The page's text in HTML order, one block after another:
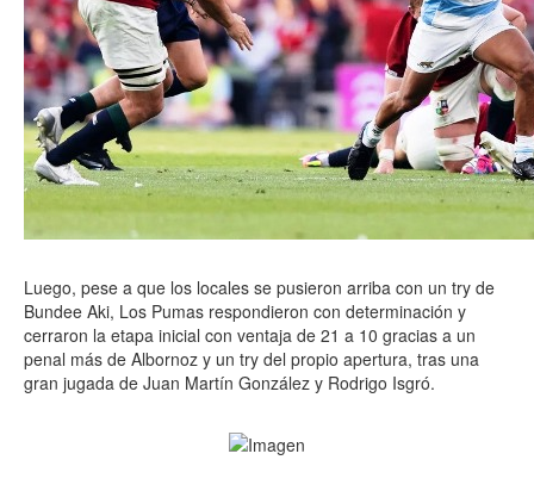
Luego, pese a que los locales se pusieron arriba con un try de
Bundee Aki, Los Pumas respondieron con determinación y
cerraron la etapa inicial con ventaja de 21 a 10 gracias a un
penal más de Albornoz y un try del propio apertura, tras una
gran jugada de Juan Martín González y Rodrigo Isgró.